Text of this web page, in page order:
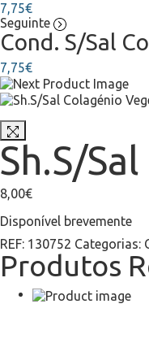
7,75€
Seguinte
Cond. S/Sal
7,75€
Sh.S/
8,00€
Disponível brevemente
REF: 130752 Categorias:
Produtos